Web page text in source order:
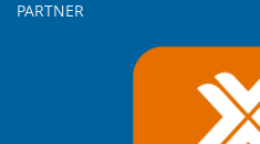
PARTNER